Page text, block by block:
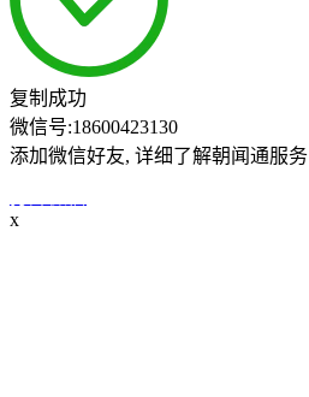
复制成功
微信号:18600423130
添加微信好友, 详细了解朝闻通服务
x